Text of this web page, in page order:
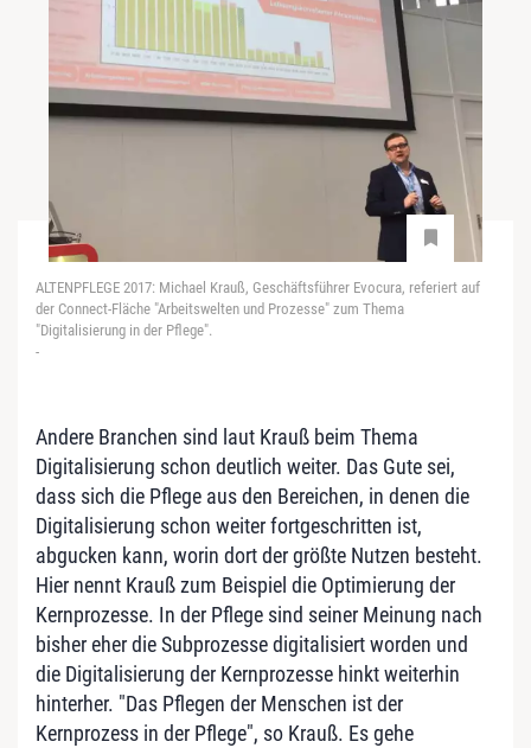
ALTENPFLEGE 2017: Michael Krauß, Geschäftsführer Evocura, referiert auf
der Connect-Fläche "Arbeitswelten und Prozesse" zum Thema
"Digitalisierung in der Pflege".
-
Andere Branchen sind laut Krauß beim Thema
Digitalisierung schon deutlich weiter. Das Gute sei,
dass sich die Pflege aus den Bereichen, in denen die
Digitalisierung schon weiter fortgeschritten ist,
abgucken kann, worin dort der größte Nutzen besteht.
Hier nennt Krauß zum Beispiel die Optimierung der
Kernprozesse. In der Pflege sind seiner Meinung nach
bisher eher die Subprozesse digitalisiert worden und
die Digitalisierung der Kernprozesse hinkt weiterhin
hinterher. "Das Pflegen der Menschen ist der
Kernprozess in der Pflege", so Krauß. Es gehe